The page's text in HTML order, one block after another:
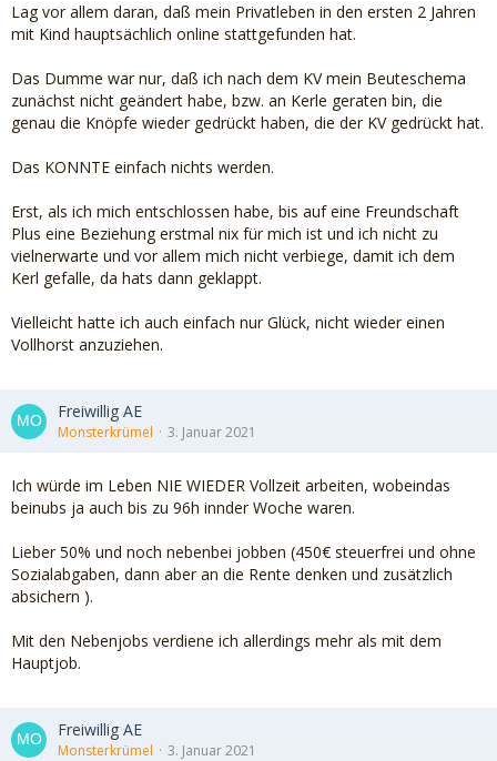
Lag vor allem daran, daß mein Privatleben in den ersten 2 Jahren
mit Kind hauptsächlich online stattgefunden hat.
Das Dumme war nur, daß ich nach dem KV mein Beuteschema
zunächst nicht geändert habe, bzw. an Kerle geraten bin, die
genau die Knöpfe wieder gedrückt haben, die der KV gedrückt hat.
Das KONNTE einfach nichts werden.
Erst, als ich mich entschlossen habe, bis auf eine Freundschaft
Plus eine Beziehung erstmal nix für mich ist und ich nicht zu
vielnerwarte und vor allem mich nicht verbiege, damit ich dem
Kerl gefalle, da hats dann geklappt.
Vielleicht hatte ich auch einfach nur Glück, nicht wieder einen
Vollhorst anzuziehen.
Freiwillig AE
Monsterkrümel 3. Januar 2021
Ich würde im Leben NIE WIEDER Vollzeit arbeiten, wobeindas
beinubs ja auch bis zu 96h innder Woche waren.
Lieber 50% und noch nebenbei jobben (450€ steuerfrei und ohne
Sozialabgaben, dann aber an die Rente denken und zusätzlich
absichern ).
Mit den Nebenjobs verdiene ich allerdings mehr als mit dem
Hauptjob.
Freiwillig AE
Monsterkrümel 3. Januar 2021